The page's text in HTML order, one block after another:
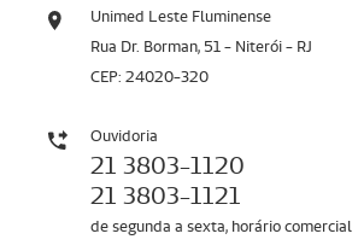
Unimed Leste Fluminense
Rua Dr. Borman, 51 - Niterói - RJ
CEP: 24020-320
Ouvidoria
21 3803-1120
21 3803-1121
de segunda a sexta, horário comercial